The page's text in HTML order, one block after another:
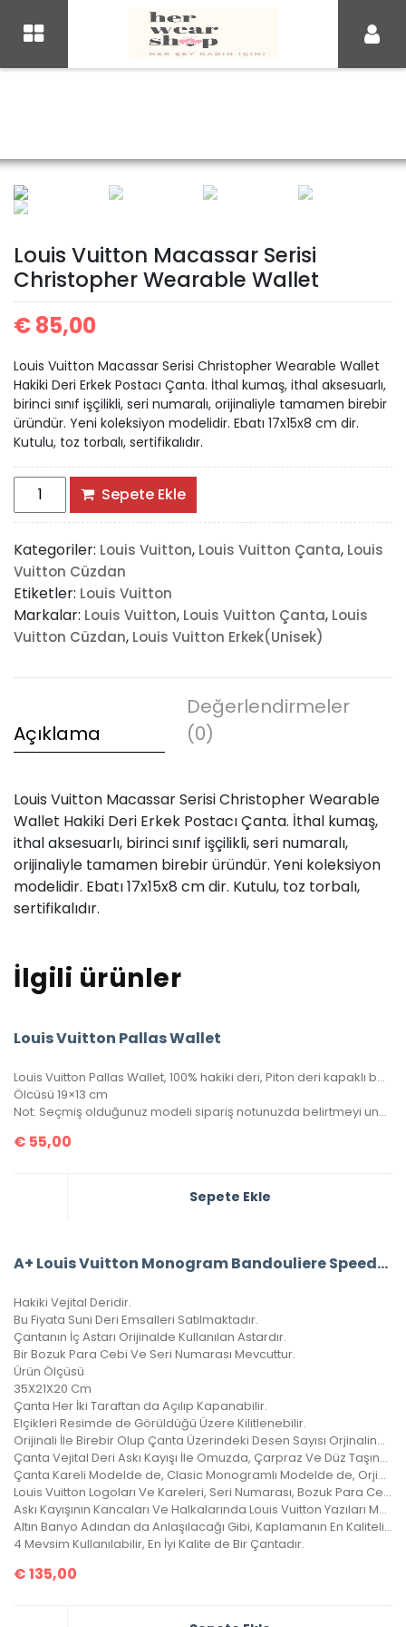
Geç
birebircanta.com
Bags, İmitation Bags,
Louis Vuitton Macassar
Serisi Christopher
Wearable Wallet
Louis Vuitton Macassar Serisi
Christopher Wearable Wallet
€85,00
Louis Vuitton Macassar Serisi Christopher Wearable Wallet
Hakiki Deri Erkek Postacı Çanta. İthal kumaş, ithal aksesuarlı,
birinci sınıf işçilikli, seri numaralı, orijinaliyle tamamen birebir
üründür. Yeni koleksiyon modelidir. Ebatı 17x15x8 cm dir.
Kutulu, toz torbalı, sertifikalıdır.
Louis
Vuitton
Macassar
Serisi
Christopher
Wearable
Wallet
adet
Sepete Ekle
Kategoriler: Louis Vuitton, Louis Vuitton Çanta, Louis
Vuitton Cüzdan
Etiketler: Louis Vuitton
Markalar: Louis Vuitton, Louis Vuitton Çanta, Louis
Vuitton Cüzdan, Louis Vuitton Erkek(Unisek)
Açıklama
Değerlendirmeler
(0)
Louis Vuitton Macassar Serisi Christopher Wearable
Wallet Hakiki Deri Erkek Postacı Çanta. İthal kumaş,
ithal aksesuarlı, birinci sınıf işçilikli, seri numaralı,
orijinaliyle tamamen birebir üründür. Yeni koleksiyon
modelidir. Ebatı 17x15x8 cm dir. Kutulu, toz torbalı,
sertifikalıdır.
İlgili ürünler
Louis Vuitton Pallas Wallet
Louis Vuitton Pallas Wallet, 100% hakiki deri, Piton deri kapaklı bayan cüzdan. Portatif zinciri sayesinde gece çantası clutch olarak veya cüzdan olarak kullanılabilir. Seri numaralı, kutulu, toz torbalı, sertifikalı.
Ölcüsü 19×13 cm
Not: Seçmiş olduğunuz modeli sipariş notunuzda belirtmeyi unutmayınız!
€ 55,00
Sepete Ekle
A+ Louis Vuitton Monogram Bandouliere Speedy 35’Lik Vejital Deri CRL242
Hakiki Vejital Deridir.
Bu Fiyata Suni Deri Emsalleri Satılmaktadır.
Çantanın İç Astarı Orijinalde Kullanılan Astardır.
Bir Bozuk Para Cebi Ve Seri Numarası Mevcuttur.
Ürün Ölçüsü
35X21X20 Cm
Çanta Her İki Taraftan da Açılıp Kapanabilir.
Elçikleri Resimde de Görüldüğü Üzere Kilitlenebilir.
Orijinali İle Birebir Olup Çanta Üzerindeki Desen Sayısı Orjinalinde ki İle Aynıdır.
Çanta Vejital Deri Askı Kayışı İle Omuzda, Çarpraz Ve Düz Taşınabilir.
Çanta Kareli Modelde de, Clasic Monogramlı Modelde de, Orjinalinde ki Kare Sayısı İle Çantamızdaki Kare Sayıları Eşittir.
Louis Vuitton Logoları Ve Kareleri, Seri Numarası, Bozuk Para Cebi İle Birebir Aynıdır.
Askı Kayışının Kancaları Ve Halkalarında Louis Vuitton Yazıları Mevcuttur Ve Metal Aksamları Altın Banyodur.
Altın Banyo Adından da Anlaşılacağı Gibi, Kaplamanın En Kaliteli Olanıdır. Ömürlüktür, Yıllarca Kararmaz, Sararmaz.
4 Mevsim Kullanılabilir, En İyi Kalite de Bir Çantadır.
€135,00